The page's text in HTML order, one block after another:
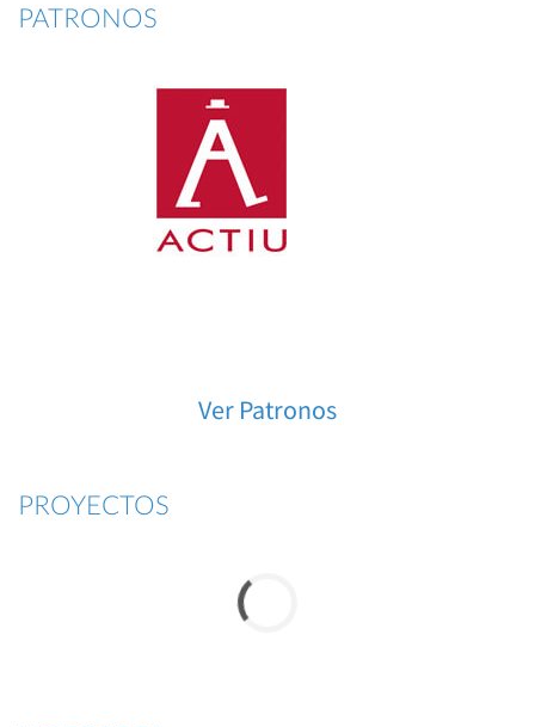
PATRONOS
Ver Patronos
PROYECTOS